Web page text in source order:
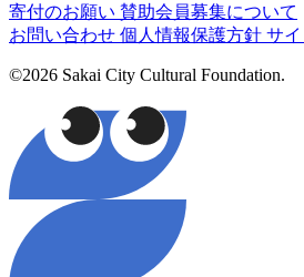
寄付のお願い 賛助会員募集について
お問い合わせ 個人情報保護方針 サ
©2026 Sakai City Cultural Foundation.